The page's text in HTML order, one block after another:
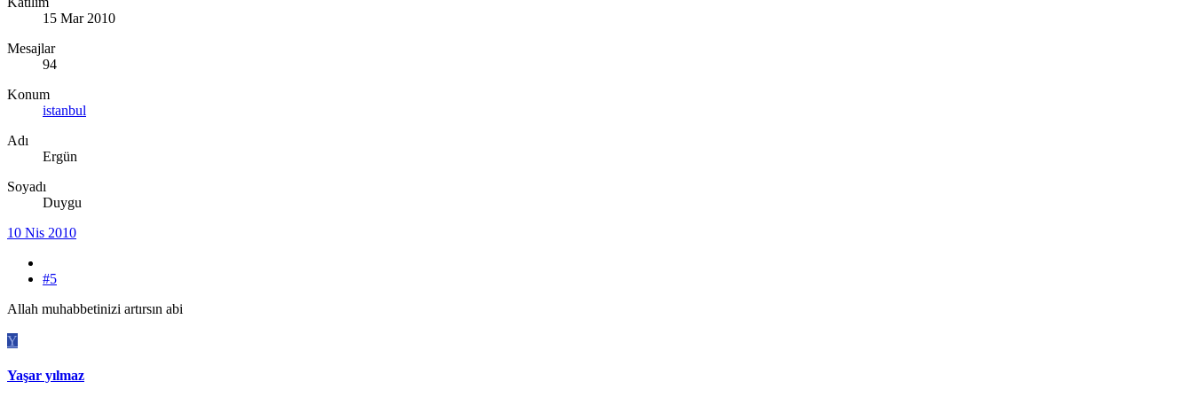
15 Mar 2010
Mesajlar
94
Konum
istanbul
Adı
Ergün
Soyadı
Duygu
10 Nis 2010
#5
Allah muhabbetinizi artırsın abi
Y
Yaşar yılmaz